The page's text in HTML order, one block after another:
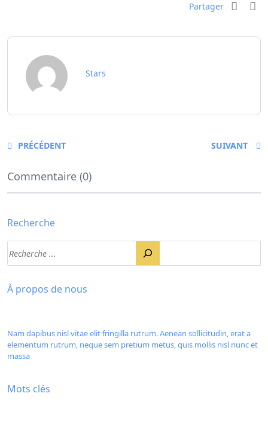
Partager
Stars
PRÉCÉDENT SUIVANT
Commentaire (0)
Recherche
À propos de nous
Nam dapibus nisl vitae elit fringilla rutrum. Aenean sollicitudin, erat a
elementum rutrum, neque sem pretium metus, quis mollis nisl nunc et
massa
Mots clés